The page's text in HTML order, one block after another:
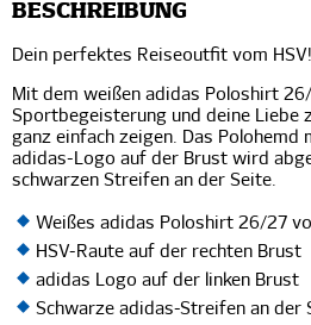
BESCHREIBUNG
Dein perfektes Reiseoutfit vom HSV!
Mit dem weißen adidas Poloshirt
Sportbegeisterung und deine Liebe
ganz einfach zeigen. Das Polohemd
adidas-Logo auf der Brust wird
schwarzen Streifen an der Seite.
Weißes adidas Poloshirt 26/27
HSV-Raute auf der rechten Brust
adidas Logo auf der linken Brust
Schwarze adidas-Streifen an der